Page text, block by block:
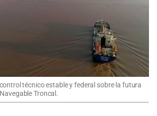
técnico estable y federal sobre la futura
Troncal.